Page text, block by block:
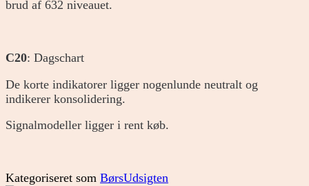
brud af 632 niveauet.
C20: Dagschart
De korte indikatorer ligger nogenlunde neutralt og
indikerer konsolidering.
Signalmodeller ligger i rent køb.
Kategoriseret som BørsUdsigten